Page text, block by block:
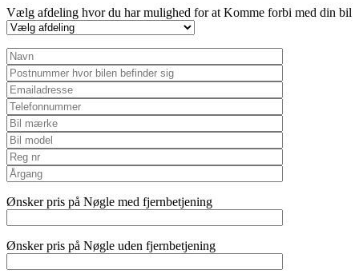
Vælg afdeling hvor du har mulighed for at Komme forbi med din bil
Ønsker pris på Nøgle med fjernbetjening
Ønsker pris på Nøgle uden fjernbetjening